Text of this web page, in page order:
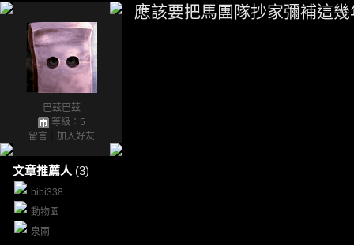
巴茲巴茲
等級：5
留言
加入好友
文章推薦人 (3)
bibi338
動物園
泉雨
應該要把馬團隊抄家彌補這